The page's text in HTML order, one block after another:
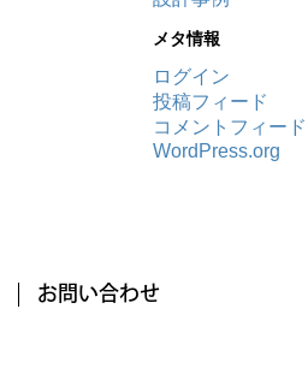
メタ情報
ログイン
投稿フィード
コメントフィード
WordPress.org
お問い合わせ